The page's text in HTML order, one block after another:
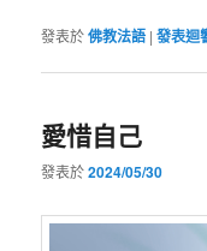
發表於佛教法語 |發表迴
愛惜自己
發表於2024/05/30